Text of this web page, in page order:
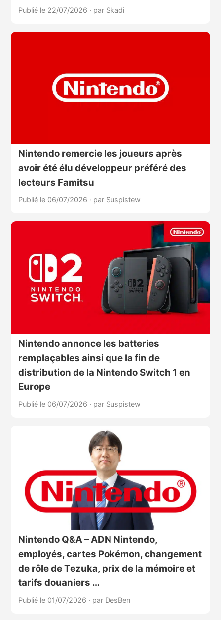
Publié le 22/07/2026 · par Skadi
Nintendo remercie les joueurs après
avoir été élu développeur préféré des
lecteurs Famitsu
Publié le 06/07/2026 · par Suspistew
Nintendo annonce les batteries
remplaçables ainsi que la fin de
distribution de la Nintendo Switch 1 en
Europe
Publié le 06/07/2026 · par Suspistew
Nintendo Q&A – ADN Nintendo,
employés, cartes Pokémon, changement
de rôle de Tezuka, prix de la mémoire et
tarifs douaniers …
Publié le 01/07/2026 · par DesBen